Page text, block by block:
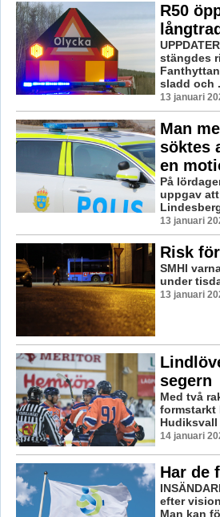
R50
stängdes
sladd och
13 januari
Man
söktes
en
På
uppgav
13 januari
Risk
SMHI
under
13 januari
segern
Med två
formstarkt
Hudiksvall
14 januari
Har de
efter
Man kan